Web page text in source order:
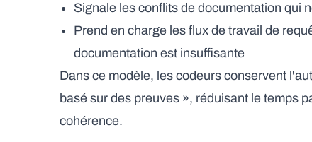
Signale les conflits de documentation qui
Prend en charge les flux de travail de
documentation est insuffisante
Dans ce modèle, les codeurs conservent
basé sur des preuves », réduisant le temps
cohérence.